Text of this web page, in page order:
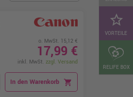
star_border
VORTEILE
RELIFE BOX
o. MwSt. 15,12 €
17,99 €
inkl. MwSt. zzgl. Versand
In den Warenkorb shopping_cart